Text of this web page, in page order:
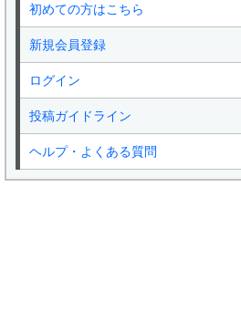
初めての方はこちら
新規会員登録
ログイン
投稿ガイドライン
ヘルプ・よくある質問